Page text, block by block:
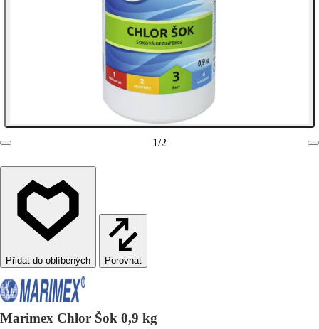
1/2
Porovnat
Marimex Chlor Šok 0,9 kg